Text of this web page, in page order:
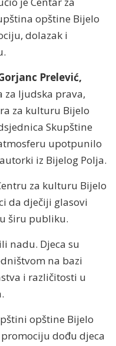
opštine Bijelo
dolazak i
Prelević,
za ljudska prava,
za kulturu Bijelo
Skupštine
upotpunilo
iz Bijelog Polja.
za kulturu Bijelo
da dječiji glasovi
širu publiku.
nadu. Djeca su
na bazi
i različitosti u
opštine Bijelo
dođu djeca